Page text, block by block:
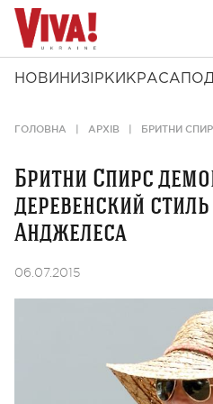
НОВИНИ ЗІРКИ КРАСА
ГОЛОВНА АРХІВ БРИТНИ
Бритни Спирс
деревенский
Анджелеса
06.07.2015